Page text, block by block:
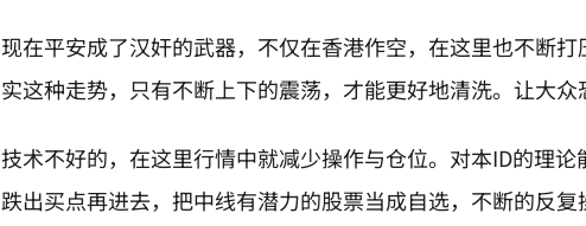
现在平安成了汉奸的武器，不仅在香港作空，在这里也不断
实这种走势，只有不断上下的震荡，才能更好地清洗。让大
技术不好的，在这里行情中就减少操作与仓位。对本ID的理
跌出买点再进去，把中线有潜力的股票当成自选，不断的反